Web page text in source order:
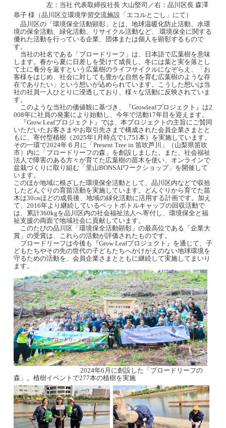
左：当社 代表取締役社長 大山堅司／右：品川区長 森澤
恭子 様 （品川区立環境学習交流施設「エコルとごし」にて）
品川区の「環境保全活動顕彰」とは、地球温暖化防止活動、水環
境の保全活動、緑化活動、リサイクル活動など、 環境保全に関する
優れた活動を行っている企業、団体または個人を顕彰するもので
す。
当社の社名である「ブロードリーフ」は、日本語で広葉樹を意味
します。春から夏に日差しを受けて成長し、冬には葉と実を落とし
て土に養分を返すという広葉樹のライフサイクルになぞらえ、「お
客様をはじめ、社会に対しても豊かな自然を育む広葉樹のような存
在でありたい」という想いが込められています。こうした想いは当
社の社員一人ひとりに浸透しており、様々な活動に反映されていま
す。
このような当社の価値観に基づき、『Growleafプロジェクト』は2
008年に社員の発案により始動し、今年で活動17年目を迎えます。
『Grow Leafプロジェクト』では、本プロジェクトの主旨にご賛同
いただいたお客さまやお取引先さまで構成された会員企業さまとと
もに、寄付型植樹（2025年1月時点で1,751本）を実施しています。
その一環で2024年６月に「Present Tree in 笛吹芦川」（山梨県笛吹
市） 内に「ブロードリーフの森」を創設しました。また、 社会福祉
法人で障害のある方々が育てた広葉樹の苗木を使い、オンラインで
盆栽づくりに取り組む「里山BONSAIワークショップ」を開催して
います。
このほか地域に根ざした環境保全活動として、品川区内などで収拾
したどんぐりの育苗活動を実施しています。どんぐりから育てた苗
木は30㎝ほどの成長後、地域の緑化活動に活用する計画です。加え
て、2016年より継続しているペットボトルキャップの回収活動で
は、累計360kgを品川区内の社会福祉法人へ寄付し、環境保全と福
祉支援の両面で地域社会に貢献しています。
このたびの品川区「環境保全活動顕彰」の最高位である「企業大
賞」の受賞は、これらの活動が評価されたものです。
ブロードリーフは今後も『Grow Leafプロジェクト』を通じて、子
どもたちやその先の世代の子どもたちへかけがえのない地球環境を
守るための活動を、会員企業さまとともに継続して実施してまいり
ます。
2024年6月に創設した「ブロードリーフの
森」。植樹イベントで277本の植樹を実施